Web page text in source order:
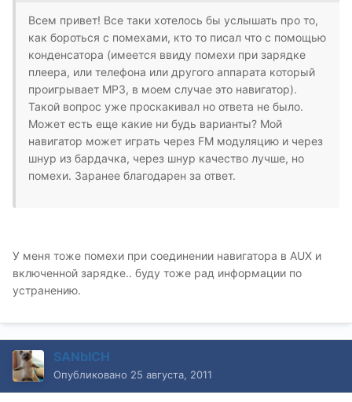
Всем привет! Все таки хотелось бы услышать про то,
как бороться с помехами, кто то писал что с помощью
конденсатора (имеется ввиду помехи при зарядке
плеера, или телефона или другого аппарата который
проигрывает МР3, в моем случае это навигатор).
Такой вопрос уже проскакивал но ответа не было.
Может есть еще какие ни будь варианты? Мой
навигатор может играть через FM модуляцию и через
шнур из бардачка, через шнур качество лучше, но
помехи. Заранее благодарен за ответ.
У меня тоже помехи при соединении навигатора в AUX и
включенной зарядке.. буду тоже рад информации по
устранению.
SANbICH
Опубликовано 25 августа, 2011